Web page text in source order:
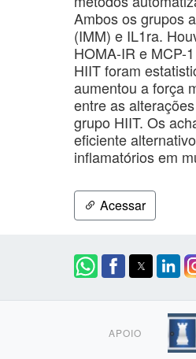
Ambos os grupos
(IMM) e IL1ra.
HOMA-IR e MCP-
HIIT foram
aumentou a força
entre as
grupo HIIT. Os
eficiente
inflamatórios em
Acessar
APOIO